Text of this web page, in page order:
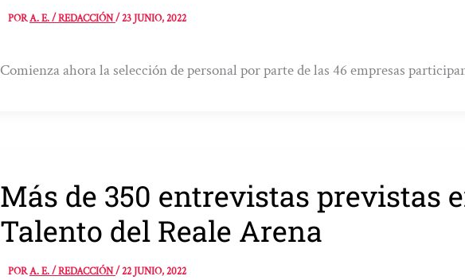
PORA. E. / REDACCIÓN/23 JUNIO, 2022
Comienza ahora la selección de personal por parte de las 46 empresas
Más de 350 entrevistas previstas
Talento del Reale Arena
PORA. E. / REDACCIÓN/22 JUNIO, 2022